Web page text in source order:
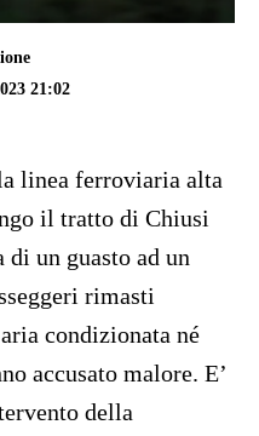
21:02
linea ferroviaria alta
il tratto di Chiusi
di un guasto ad un
rimasti
condizionata né
accusato malore. E’
della